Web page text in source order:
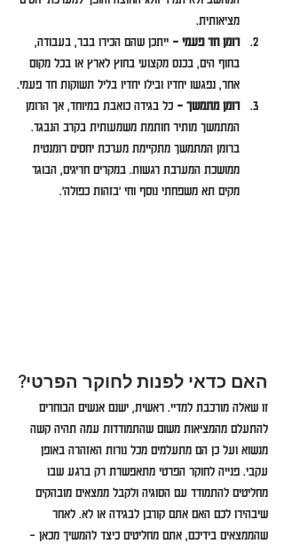
מציאותית.
רומן חד פעמי – ייתכן שהם הכירו בבר, בעבודה,
בחוף הים, בכנס מקצועי בחוץ לארץ או בכל מקום
אחר, נפגשו יחדיו ובילו יחדיו בליל תשוקות חד פעמי.
רומן מתמשך – כל בגידה כואבת במיוחד, אך הרומן
המתמשך מותיר חותמת משמעותית בקרב הנבגד.
ברומן המתמשך מתקיימת מערכת יחסים רומנטית
ממושכת המערבת רגשות. במקרים חריגים, הבוגד
מקים תא משפחתי נוסף וחי 'בזהות כפולה'.
האם כדאי לפנות לחוקר הפרטי?
זו שאלה מורכבת למדיי. ראשית, ישנם אנשים הבוחרים
להתעלם מהמציאות משום שהתמודדות עמה תהיה קשה
מנשוא ועל כן הם מתעלמים מכל נורות האזהרה באופן
עקבי. פנייה לחוקר הפרטי מתאפשרת רק ברגע שבו
מחליטים להתמודד עם הסוגיה ולקבל ממצאים מובהקים
שיבהירו לכם האם אתם קורבן לבגידה או לא. לאחר
שהממצאים בידיכם, אתם מחליטים כיצד להמשיך מכאן –